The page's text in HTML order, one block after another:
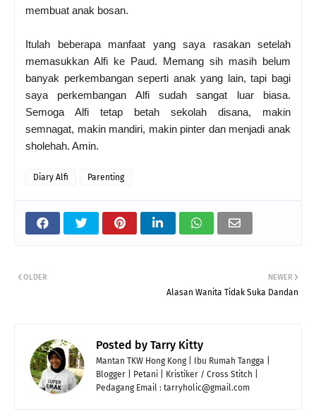
membuat anak bosan.
Itulah beberapa manfaat yang saya rasakan setelah
memasukkan Alfi ke Paud. Memang sih masih belum
banyak perkembangan seperti anak yang lain, tapi bagi
saya perkembangan Alfi sudah sangat luar biasa.
Semoga Alfi tetap betah sekolah disana, makin
semnagat, makin mandiri, makin pinter dan menjadi anak
sholehah. Amin.
Diary Alfi Parenting
NEWER
Alasan Wanita Tidak Suka Dandan
OLDER
Posted by Tarry Kitty
Mantan TKW Hong Kong | Ibu Rumah Tangga |
Blogger | Petani | Kristiker / Cross Stitch |
Pedagang Email : tarryholic@gmail.com